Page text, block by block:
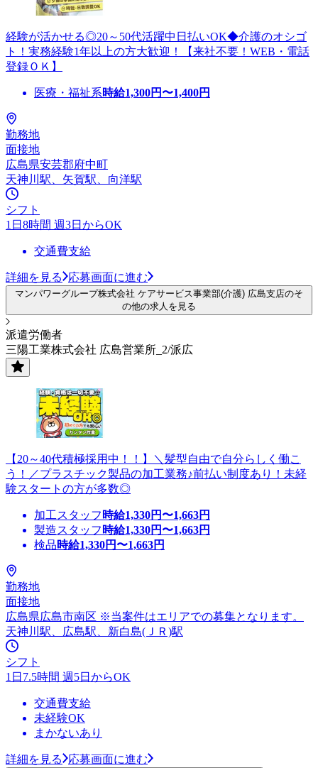
経験が活かせる◎20～50代活躍中日払いOK◆介護のオシゴ
ト！実務経験1年以上の方大歓迎！【来社不要！WEB・電話
登録ＯＫ】
医療・福祉系時給1,300円〜1,400円
勤務地
面接地
広島県安芸郡府中町
天神川駅、矢賀駅、向洋駅
シフト
1日8時間 週3日からOK
交通費支給
詳細を見る 応募画面に進む
マンパワーグループ株式会社 ケアサービス事業部(介護) 広島支店のそ
の他の求人を見る
派遣労働者
三陽工業株式会社 広島営業所_2/派広
【20～40代積極採用中！！】＼髪型自由で自分らしく働こ
う！／プラスチック製品の加工業務♪前払い制度あり！未経
験スタートの方が多数◎
加工スタッフ 時給1,330円〜1,663円
製造スタッフ 時給1,330円〜1,663円
検品時給1,330円〜1,663円
勤務地
面接地
広島県広島市南区 ※当案件はエリアでの募集となります。
天神川駅、広島駅、新白島(ＪＲ)駅
シフト
1日7.5時間 週5日からOK
交通費支給
未経験OK
まかないあり
詳細を見る 応募画面に進む